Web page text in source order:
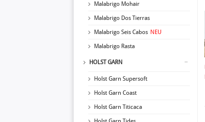
Malabrigo Mohair
Malabrigo Dos Tierras
Malabrigo Seis Cabos NEU
Malabrigo Rasta
HOLST GARN
Holst Garn Supersoft
Holst Garn Coast
Holst Garn Titicaca